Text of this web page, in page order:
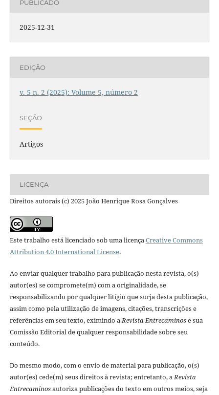
PUBLICADO
2025-12-31
EDIÇÃO
v. 5 n. 2 (2025): Volume 5, número 2
SEÇÃO
Artigos
LICENÇA
Direitos autorais (c) 2025 João Henrique Rosa Gonçalves
Este trabalho está licenciado sob uma licença Creative Commons
Attribution 4.0 International License.
Ao enviar qualquer trabalho para publicação nesta revista, o(s)
autor(es) se compromete(m) com a originalidade, se
responsabilizando por qualquer litígio que surja desta publicação,
assim como pela utilização de imagens, citações, transcrições e
referências em seu texto, eximindo a Revista Entrecaminose sua
Comissão Editorial de qualquer responsabilidade sobre seu
conteúdo.
Do mesmo modo, com o envio de material para publicação, o(s)
autor(es) cede(m) seus direitos à revista; entretanto, a Revista
Entrecaminosautoriza publicações do texto em outros meios, seja